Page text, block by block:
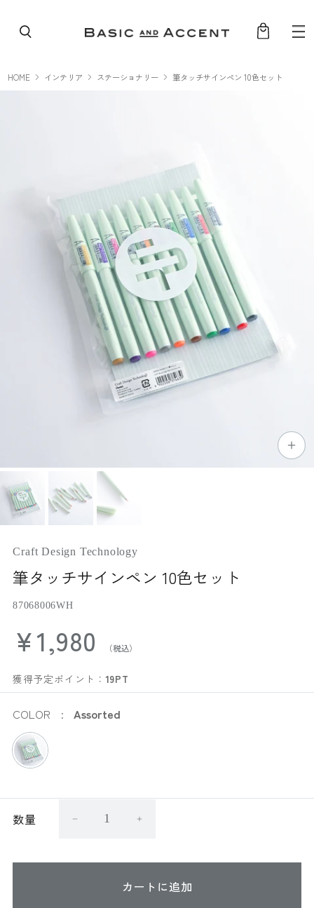
HOME インテリア ステーショナリー 筆タッチサインペン 10色セット
Craft Design Technology
筆タッチサインペン 10色セット
87068006WH
¥1,980
獲得予定ポイント： 19PT
COLOR Assorted
数量
カートに追加